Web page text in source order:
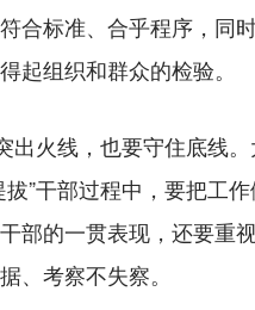
合标准、合乎程序，同
起组织和群众的检验。
火线，也要守住底线
”干部过程中，要把工
部的一贯表现，还要重
、考察不失察。